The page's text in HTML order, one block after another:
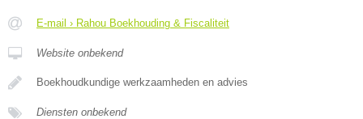
E-mail › Rahou Boekhouding & Fiscaliteit
Website onbekend
Boekhoudkundige werkzaamheden en advies
Diensten onbekend